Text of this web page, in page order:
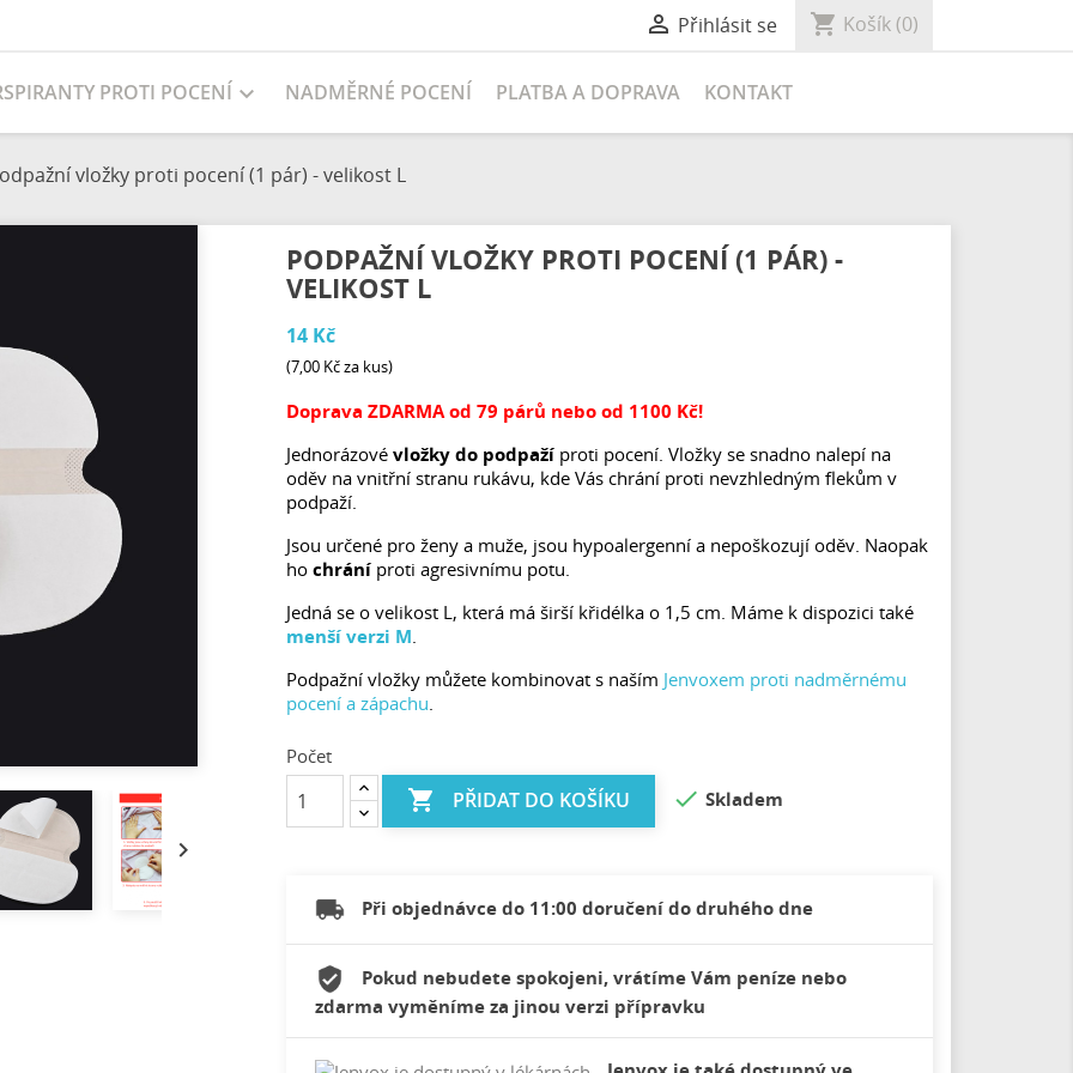
 Přihlásit se shopping_cart Košík (0)
PROTI POCENÍ  NADMĚRNÉ POCENÍ PLATBA A DOPRAVA KONTAKT
vložky proti pocení (1 pár) - velikost L

PODPAŽNÍ VLOŽKY PROTI POCENÍ (1 PÁR) -
VELIKOST L
14 Kč
(7,00 Kč za kus)
Doprava ZDARMA od 79 párů nebo od 1100 Kč!
Jednorázové vložky do podpaží proti pocení. Vložky se snadno nalepí na
oděv na vnitřní stranu rukávu, kde Vás chrání proti nevzhledným flekům v
podpaží.
Jsou určené pro ženy a muže, jsou hypoalergenní a nepoškozují oděv. Naopak
ho chrání proti agresivnímu potu.
Jedná se o velikost L, která má širší křidélka o 1,5 cm. Máme k dispozici také
menší verzi M.
Podpažní vložky můžete kombinovat s naším Jenvoxem proti nadměrnému
pocení a zápachu.
Počet
 PŘIDAT DO KOŠÍKU  Skladem
Při objednávce do 11:00 doručení do druhého dne
Pokud nebudete spokojeni, vrátíme Vám peníze nebo
zdarma vyměníme za jinou verzi přípravku